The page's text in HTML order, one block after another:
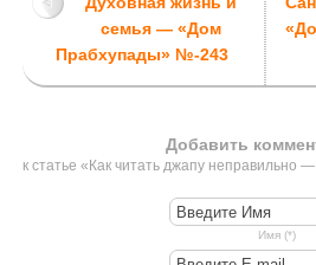
семья — «Дом
Прабхупады» №-243
Добавить
к статье «Как читать джапу
Имя (*)